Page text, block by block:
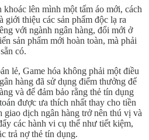
khoác lên mình một tấm áo mới, cách
giới thiệu các sản phẩm độc lạ ra
với ngành ngân hàng, đổi mới ở
sản phẩm mới hoàn toàn, mà phải
có.
lẻ, Game hóa không phải một điều
hàng đã sử dụng điểm thưởng để
và để đảm bảo rằng thẻ tín dụng
được ưa thích nhất thay cho tiền
giao dịch ngân hàng trở nên thú vị và
các hành vi cụ thể như tiết kiệm,
trả nợ thẻ tín dụng.